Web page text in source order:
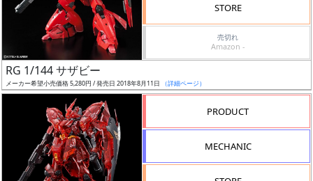
フ
リ
STORE
売切れ
Amazon -
RG 1/144 サザビー
メーカー希望小売価格 5,280円 / 発売日 2018年8月11日 （詳細ページ）
PRODUCT
MECHANIC